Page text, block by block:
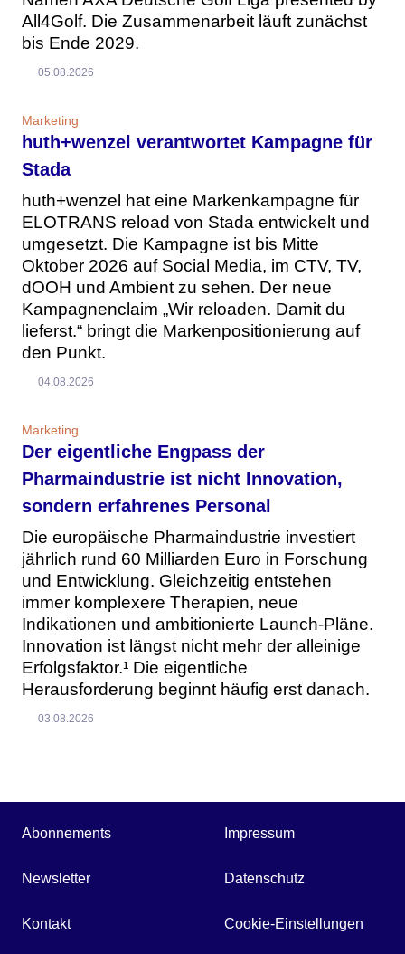
All4Golf. Die Zusammenarbeit läuft zunächst
bis Ende 2029.
05.08.2026
Marketing
huth+wenzel verantwortet Kampagne für
Stada
huth+wenzel hat eine Markenkampagne für
ELOTRANS reload von Stada entwickelt und
umgesetzt. Die Kampagne ist bis Mitte
Oktober 2026 auf Social Media, im CTV, TV,
dOOH und Ambient zu sehen. Der neue
Kampagnenclaim „Wir reloaden. Damit du
lieferst.“ bringt die Markenpositionierung auf
den Punkt.
04.08.2026
Marketing
Der eigentliche Engpass der
Pharmaindustrie ist nicht Innovation,
sondern erfahrenes Personal
Die europäische Pharmaindustrie investiert
jährlich rund 60 Milliarden Euro in Forschung
und Entwicklung. Gleichzeitig entstehen
immer komplexere Therapien, neue
Indikationen und ambitionierte Launch-Pläne.
Innovation ist längst nicht mehr der alleinige
Erfolgsfaktor.¹ Die eigentliche
Herausforderung beginnt häufig erst danach.
03.08.2026
Abonnements
Newsletter
Kontakt
Impressum
Datenschutz
Cookie-Einstellungen